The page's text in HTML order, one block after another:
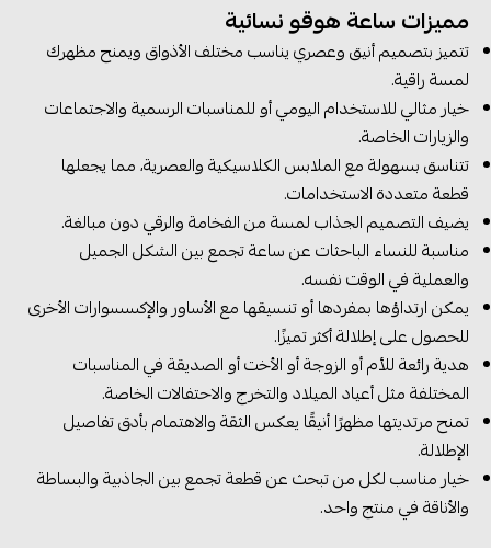
مميزات ساعة هوقو نسائية
تتميز بتصميم أنيق وعصري يناسب مختلف الأذواق ويمنح مظهرك
لمسة راقية.
خيار مثالي للاستخدام اليومي أو للمناسبات الرسمية والاجتماعات
والزيارات الخاصة.
تتناسق بسهولة مع الملابس الكلاسيكية والعصرية، مما يجعلها
قطعة متعددة الاستخدامات.
يضيف التصميم الجذاب لمسة من الفخامة والرقي دون مبالغة.
مناسبة للنساء الباحثات عن ساعة تجمع بين الشكل الجميل
والعملية في الوقت نفسه.
يمكن ارتداؤها بمفردها أو تنسيقها مع الأساور والإكسسوارات الأخرى
للحصول على إطلالة أكثر تميزًا.
هدية رائعة للأم أو الزوجة أو الأخت أو الصديقة في المناسبات
المختلفة مثل أعياد الميلاد والتخرج والاحتفالات الخاصة.
تمنح مرتديتها مظهرًا أنيقًا يعكس الثقة والاهتمام بأدق تفاصيل
الإطلالة.
خيار مناسب لكل من تبحث عن قطعة تجمع بين الجاذبية والبساطة
والأناقة في منتج واحد.